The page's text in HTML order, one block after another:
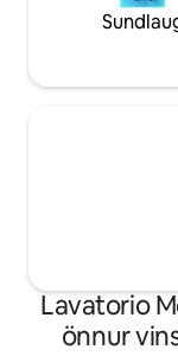
Lavatorio
önnur